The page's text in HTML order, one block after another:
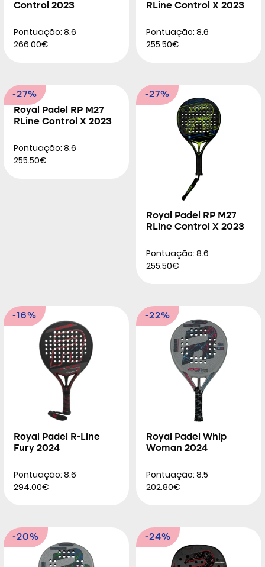
Control 2023
Pontuação: 8.6
266.00€
RLine Control X 2023
Pontuação: 8.6
255.50€
-27%
Royal Padel RP M27
RLine Control X 2023
Pontuação: 8.6
255.50€
-27%
Royal Padel RP M27
RLine Control X 2023
Pontuação: 8.6
255.50€
-16%
Royal Padel R-Line
Fury 2024
Pontuação: 8.6
294.00€
-22%
Royal Padel Whip
Woman 2024
Pontuação: 8.5
202.80€
-20% -24%